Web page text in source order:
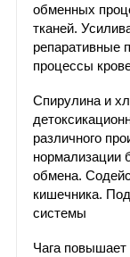
обменных
тканей.
репаративные
процессы
Спирулина и
различного
нормализации
обмена.
кишечника.
системы
Чага повышает